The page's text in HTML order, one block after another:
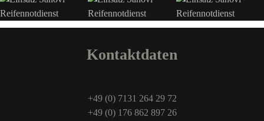
Kontaktdaten
+49 (0) 7131 264 29 72
+49 (0) 176 862 897 26